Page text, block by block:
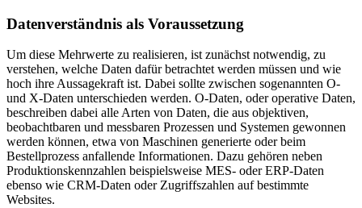
Datenverständnis als Voraussetzung
Um diese Mehrwerte zu realisieren, ist zunächst notwendig, zu
verstehen, welche Daten dafür betrachtet werden müssen und wie
hoch ihre Aussagekraft ist. Dabei sollte zwischen sogenannten O-
und X-Daten unterschieden werden. O-Daten, oder operative Daten,
beschreiben dabei alle Arten von Daten, die aus objektiven,
beobachtbaren und messbaren Prozessen und Systemen gewonnen
werden können, etwa von Maschinen generierte oder beim
Bestellprozess anfallende Informationen. Dazu gehören neben
Produktionskennzahlen beispielsweise MES- oder ERP-Daten
ebenso wie CRM-Daten oder Zugriffszahlen auf bestimmte
Websites.